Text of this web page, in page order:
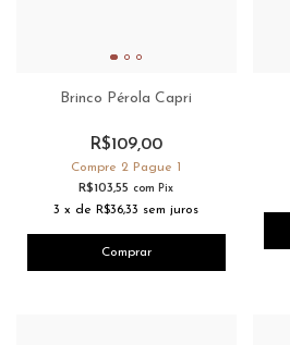
Brinco Pérola Capri
R$109,00
Compre 2 Pague 1
R$103,55com Pix
3 xde R$36,33 sem juros